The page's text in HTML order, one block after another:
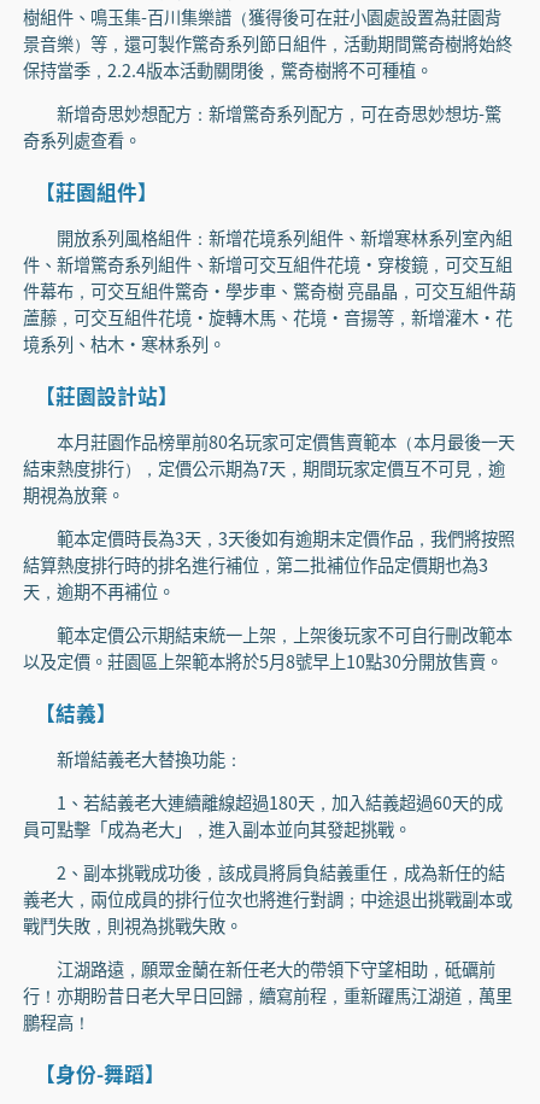
樹組件、鳴玉集-百川集樂譜（獲得後可在莊小園處設置為莊園背
景音樂）等，還可製作驚奇系列節日組件，活動期間驚奇樹將始終
保持當季，2.2.4版本活動關閉後，驚奇樹將不可種植。
新增奇思妙想配方：新增驚奇系列配方，可在奇思妙想坊-驚
奇系列處查看。
【莊園組件】
開放系列風格組件：新增花境系列組件、新增寒林系列室內組
件、新增驚奇系列組件、新增可交互組件花境·穿梭鏡，可交互組
件幕布，可交互組件驚奇·學步車、驚奇樹 亮晶晶，可交互組件葫
蘆藤，可交互組件花境·旋轉木馬、花境·音揚等，新增灌木·花
境系列、枯木·寒林系列。
【莊園設計站】
本月莊園作品榜單前80名玩家可定價售賣範本（本月最後一天
結束熱度排行），定價公示期為7天，期間玩家定價互不可見，逾
期視為放棄。
範本定價時長為3天，3天後如有逾期未定價作品，我們將按照
結算熱度排行時的排名進行補位，第二批補位作品定價期也為3
天，逾期不再補位。
範本定價公示期結束統一上架，上架後玩家不可自行刪改範本
以及定價。莊園區上架範本將於5月8號早上10點30分開放售賣。
【結義】
新增結義老大替換功能：
1、若結義老大連續離線超過180天，加入結義超過60天的成
員可點擊「成為老大」，進入副本並向其發起挑戰。
2、副本挑戰成功後，該成員將肩負結義重任，成為新任的結
義老大，兩位成員的排行位次也將進行對調；中途退出挑戰副本或
戰鬥失敗，則視為挑戰失敗。
江湖路遠，願眾金蘭在新任老大的帶領下守望相助，砥礪前
行！亦期盼昔日老大早日回歸，續寫前程，重新躍馬江湖道，萬里
鵬程高！
【身份-舞蹈】